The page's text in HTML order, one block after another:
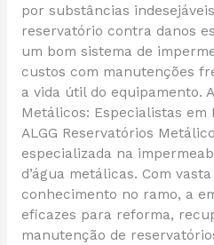
por substâncias
reservatório contra danos
um bom sistema de
custos com manutenções
a vida útil do equipamento.
Metálicos: Especialistas em
ALGG Reservatórios
especializada na
d’água metálicas. Com
conhecimento no ramo, a
eficazes para reforma,
manutenção de